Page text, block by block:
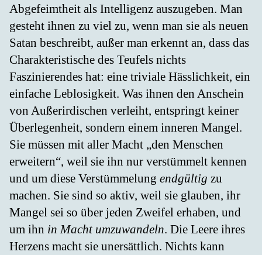
Abgefeimtheit als Intelligenz auszugeben. Man
gesteht ihnen zu viel zu, wenn man sie als neuen
Satan beschreibt, außer man erkennt an, dass das
Charakteristische des Teufels nichts
Faszinierendes hat: eine triviale Hässlichkeit, ein
einfache Leblosigkeit. Was ihnen den Anschein
von Außerirdischen verleiht, entspringt keiner
Überlegenheit, sondern einem inneren Mangel.
Sie müssen mit aller Macht „den Menschen
erweitern“, weil sie ihn nur verstümmelt kennen
und um diese Verstümmelung endgültig zu
machen. Sie sind so aktiv, weil sie glauben, ihr
Mangel sei so über jeden Zweifel erhaben, und
um ihn in Macht umzuwandeln. Die Leere ihres
Herzens macht sie unersättlich. Nichts kann